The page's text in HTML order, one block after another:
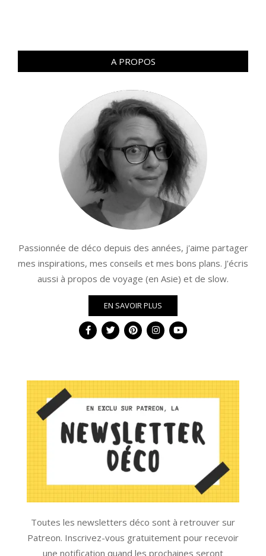
A PROPOS
Passionnée de déco depuis des années, j'aime partager
mes inspirations, mes conseils et mes bons plans. J'écris
aussi à propos de voyage (en Asie) et de slow.
EN SAVOIR PLUS
Toutes les newsletters déco sont à retrouver sur
Patreon. Inscrivez-vous gratuitement pour recevoir
une notification quand les prochaines seront